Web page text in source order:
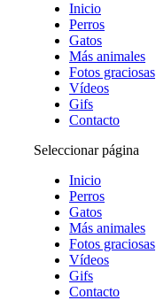
Inicio
Perros
Gatos
Más animales
Fotos graciosas
Vídeos
Gifs
Contacto
Seleccionar página
Inicio
Perros
Gatos
Más animales
Fotos graciosas
Vídeos
Gifs
Contacto